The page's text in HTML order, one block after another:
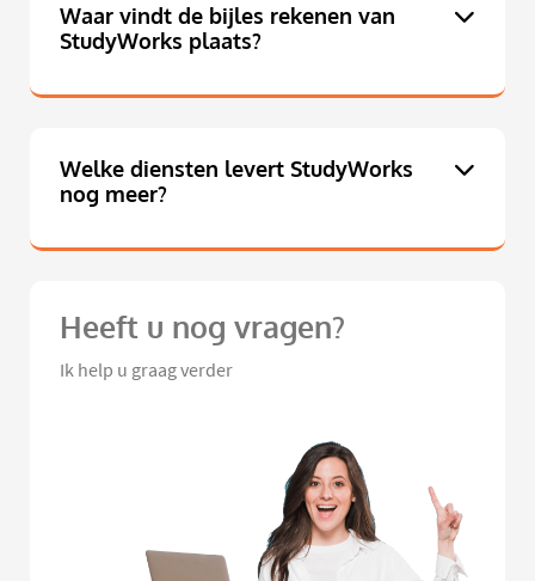
Waar vindt de bijles rekenen van
StudyWorks plaats?
Welke diensten levert StudyWorks
nog meer?
Heeft u nog vragen?
Ik help u graag verder